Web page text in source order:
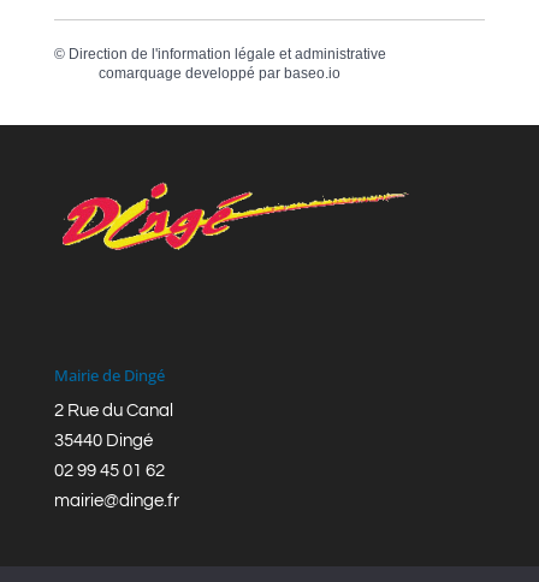
© Direction de l'information légale et administrative
comarquage developpé parbaseo.io
Mairie de Dingé
2 Rue du Canal
35440 Dingé
02 99 45 01 62
mairie@dinge.fr